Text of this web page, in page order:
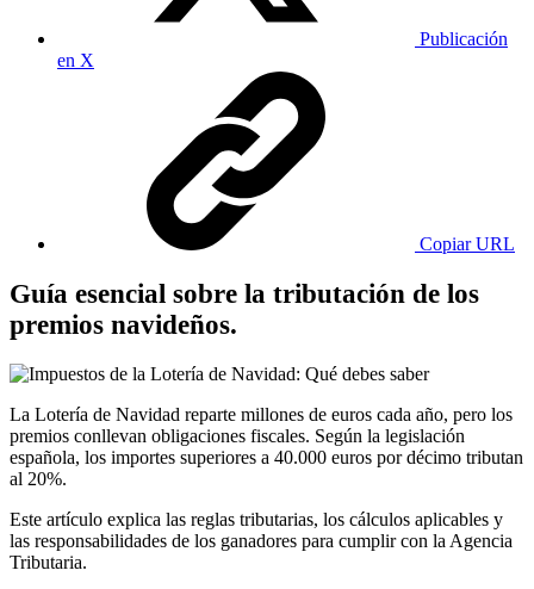
Publicación
en X
Copiar URL
Guía esencial sobre la tributación de los
premios navideños.
La Lotería de Navidad reparte millones de euros cada año, pero los
premios conllevan obligaciones fiscales. Según la legislación
española, los importes superiores a 40.000 euros por décimo tributan
al 20%.
Este artículo explica las reglas tributarias, los cálculos aplicables y
las responsabilidades de los ganadores para cumplir con la Agencia
Tributaria.